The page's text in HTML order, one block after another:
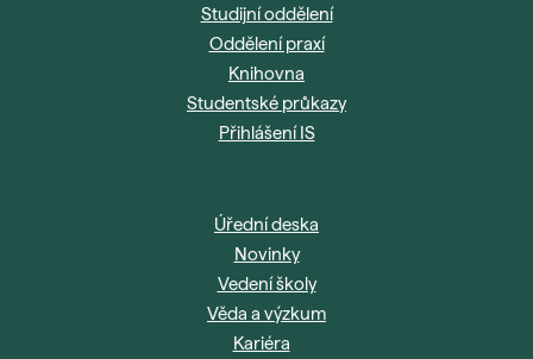
Studijní oddělení
Oddělení praxí
Knihovna
Studentské průkazy
Přihlášení IS
Úřední deska
Novinky
Vedení školy
Věda a výzkum
Kariéra